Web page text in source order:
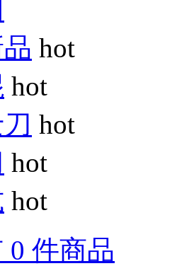
hot
hot
hot
hot
hot
0 件商品